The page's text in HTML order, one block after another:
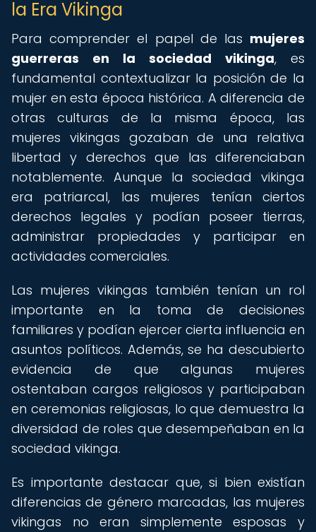
la Era Vikinga
Para comprender el papel de las mujeres
guerreras en la sociedad vikinga, es
fundamental contextualizar la posición de la
mujer en esta época histórica. A diferencia de
otras culturas de la misma época, las
mujeres vikingas gozaban de una relativa
libertad y derechos que las diferenciaban
notablemente. Aunque la sociedad vikinga
era patriarcal, las mujeres tenían ciertos
derechos legales y podían poseer tierras,
administrar propiedades y participar en
actividades comerciales.
Las mujeres vikingas también tenían un rol
importante en la toma de decisiones
familiares y podían ejercer cierta influencia en
asuntos políticos. Además, se ha descubierto
evidencia de que algunas mujeres
ostentaban cargos religiosos y participaban
en ceremonias religiosas, lo que demuestra la
diversidad de roles que desempeñaban en la
sociedad vikinga.
Es importante destacar que, si bien existían
diferencias de género marcadas, las mujeres
vikingas no eran simplemente esposas y